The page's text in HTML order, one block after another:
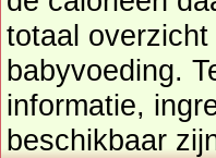
babyvoeding. Tevens vindt u ook de uitgebreide calorie
informatie,
beschikbaar